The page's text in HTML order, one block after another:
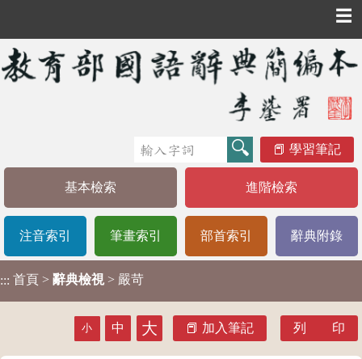
☰
學習筆記
基本檢索 進階檢索
注音索引 筆畫索引 部首索引 辭典附錄
::: 首頁 > 辭典檢視 > 嚴苛
小 中 大 加入筆記 列 印